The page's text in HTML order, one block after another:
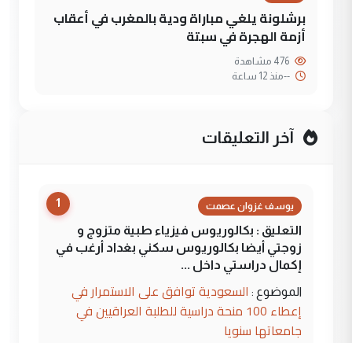
برشلونة يلغي مباراة ودية بالمغرب في أعقاب
أزمة الهجرة في سبتة
--منذ 12 ساعة
آخر التعليقات
1 يوسف غزوان عصمت
التعليق : بكالوريوس فيزياء طبية متزوج و
زوجتي أيضا بكالوريوس سكني بغداد أرغب في
إكمال دراستي داخل ...
الموضوع : السعودية توافق على الاستمرار في
إعطاء 100 منحة دراسية للطلبة العراقيين في
جامعاتها سنويا